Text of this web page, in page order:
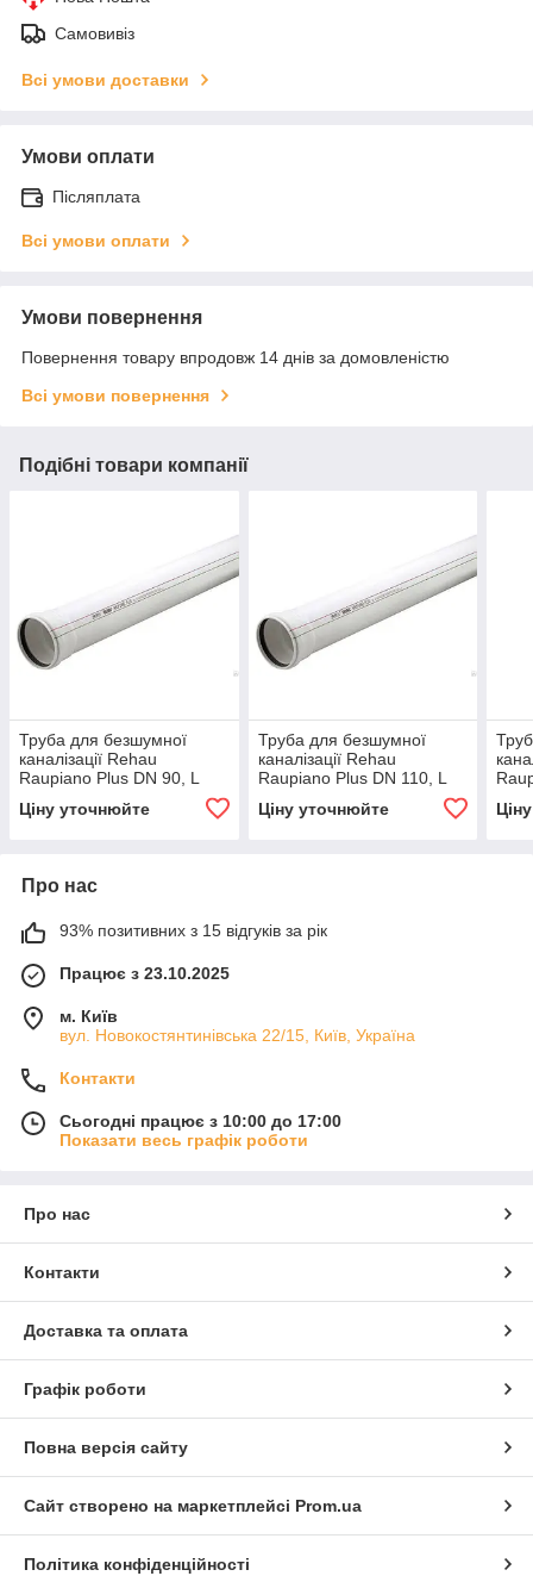
Самовивіз
Всі умови доставки
Умови оплати
Післяплата
Всі умови оплати
Умови повернення
Повернення товару впродовж 14 днів за домовленістю
Всі умови повернення
Подібні товари компанії
Труба для безшумної
каналізації Rehau
Raupiano Plus DN 90, L
Ціну уточнюйте
Труба для безшумної
каналізації Rehau
Raupiano Plus DN 110, L
Ціну уточнюйте
Про нас
93% позитивних з 15 відгуків за рік
Працює з 23.10.2025
м. Київ
вул. Новокостянтинівська 22/15, Київ, Україна
Контакти
Сьогодні працює з 10:00 до 17:00
Показати весь графік роботи
Про нас
Контакти
Доставка та оплата
Графік роботи
Повна версія сайту
Сайт створено на маркетплейсі Prom.ua
Політика конфіденційності